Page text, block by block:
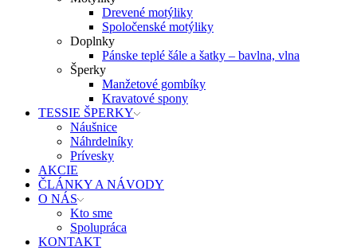
Drevené motýliky
Spoločenské motýliky
Doplnky
Pánske teplé šále a šatky – bavlna, vlna
Šperky
Manžetové gombíky
Kravatové spony
TESSIE ŠPERKY
Náušnice
Náhrdelníky
Prívesky
AKCIE
ČLÁNKY A NÁVODY
O NÁS
Kto sme
Spolupráca
KONTAKT